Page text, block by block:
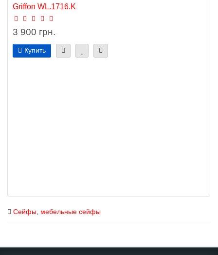
Griffon WL.1716.K
3 900 грн.
Купить
Сейфы мебельные сейфы